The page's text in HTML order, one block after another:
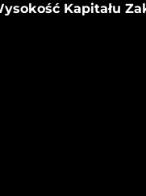
Kapitału